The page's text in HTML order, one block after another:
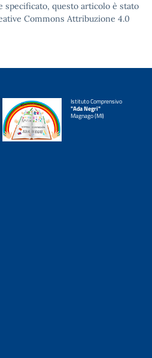
specificato, questo articolo è stato
Commons Attribuzione 4.0
Istituto Comprensivo
"Ada Negri"
Magnago (MI)